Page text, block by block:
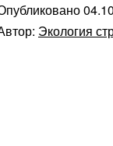
Экология